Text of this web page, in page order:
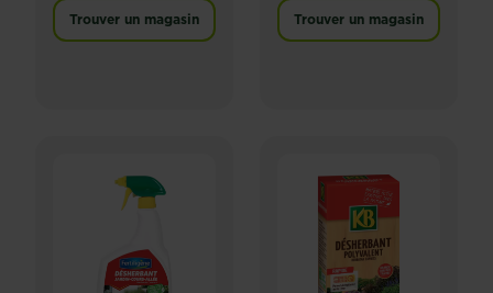
Trouver un magasin Trouver un magasin